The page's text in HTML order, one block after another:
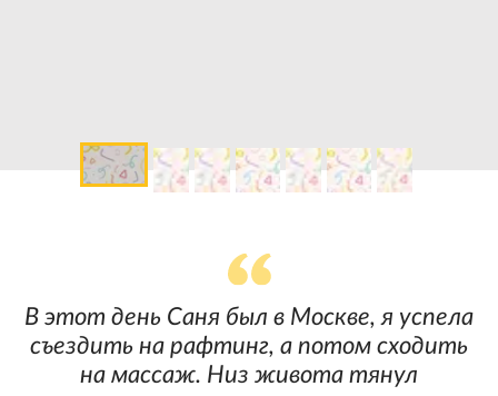
В этот день Саня был в Москве, я успела
съездить на рафтинг, а потом сходить
на массаж. Низ живота тянул